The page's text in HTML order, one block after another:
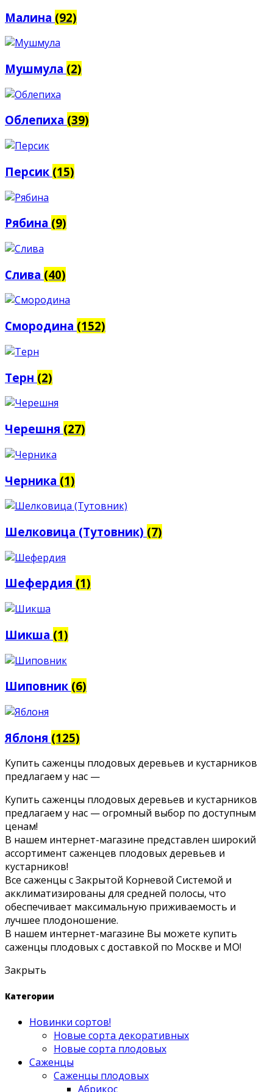
Малина (92)
Мушмула (2)
Облепиха (39)
Персик (15)
Рябина (9)
Слива (40)
Смородина (152)
Терн (2)
Черешня (27)
Черника (1)
Шелковица (Тутовник) (7)
Шефердия (1)
Шикша (1)
Шиповник (6)
Яблоня (125)
Купить саженцы плодовых деревьев и кустарников
предлагаем у нас —
Купить саженцы плодовых деревьев и кустарников
предлагаем у нас — огромный выбор по доступным
ценам!
В нашем интернет-магазине представлен широкий
ассортимент саженцев плодовых деревьев и
кустарников!
Все саженцы с Закрытой Корневой Системой и
акклиматизированы для средней полосы, что
обеспечивает максимальную приживаемость и
лучшее плодоношение.
В нашем интернет-магазине Вы можете купить
саженцы плодовых с доставкой по Москве и МО!
Закрыть
Категории
Новинки сортов!
Новые сорта декоративных
Новые сорта плодовых
Саженцы
Саженцы плодовых
Абрикос